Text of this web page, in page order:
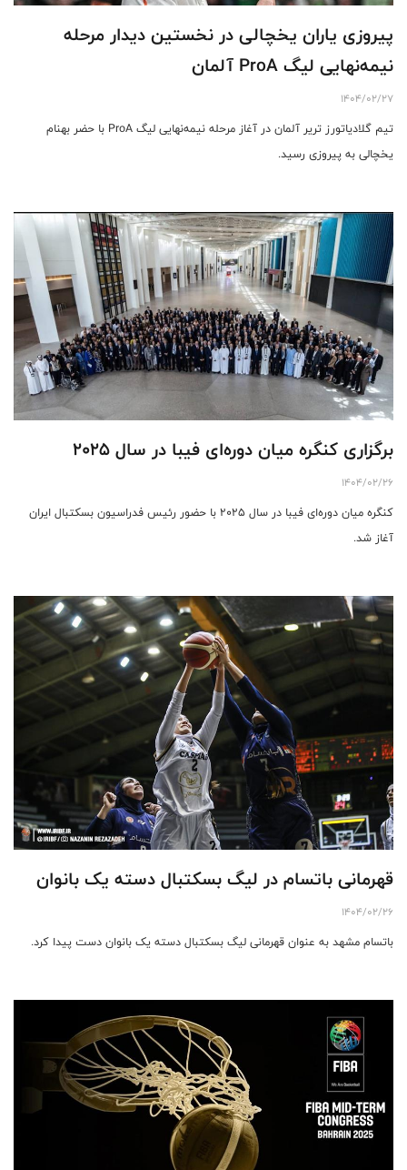
پیروزی یاران یخچالی در نخستین دیدار مرحله
نیمه‌نهایی لیگ ProA آلمان
1404/02/27
تیم گلادیاتورز تریر آلمان در آغاز مرحله نیمه‌نهایی لیگ ProA با حضر بهنام
یخچالی به پیروزی رسید.
برگزاری کنگره میان دوره‌ای فیبا در سال ۲۰۲۵
1404/02/26
کنگره میان دوره‌ای فیبا در سال ۲۰۲۵ با حضور رئیس فدراسیون بسکتبال ایران
آغاز شد.
قهرمانی باتسام در لیگ بسکتبال دسته یک بانوان
1404/02/26
باتسام مشهد به عنوان قهرمانی لیگ بسکتبال دسته یک بانوان دست پیدا کرد.